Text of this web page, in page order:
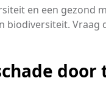
en een gezond
biodiversiteit.